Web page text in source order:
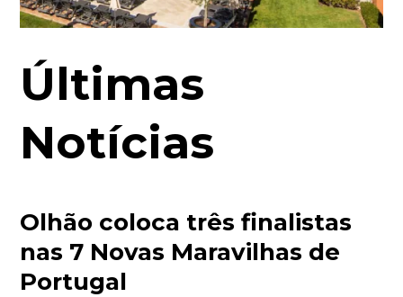
Últimas
Notícias
Olhão coloca três finalistas
nas 7 Novas Maravilhas de
Portugal